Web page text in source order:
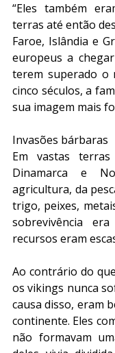
“Eles também
terras até então
Faroe, Islândia e
europeus a
terem superado o
cinco séculos, a
sua imagem mais
Invasões bárbaras
Em vastas
Dinamarca e
agricultura, da
trigo, peixes,
sobrevivência
recursos eram
Ao contrário do
os vikings nunca
causa disso, eram
continente. Eles
não formavam